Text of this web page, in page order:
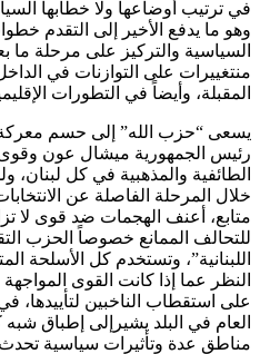
في ترتيب أوضاعها ولا خطابها
وهو ما يدفع الأخير إلى التقدم
السياسية والتركيز على مرحلة ما
منتغييرات على التوازنات في
المقبلة، وأيضاً في التطورات
يسعى “حزب الله” إلى حسم معركة
رئيس الجمهورية ميشال عون
الطائفية والمذهبية في كل
خلال المرحلة الفاصلة عن
متابع، أعنف الهجمات ضد قوى لا
للتحالف الممانع خصوصاً الحزب
اللبنانية”، وتستخدم كل الأسلحة
النظر عما إذا كانت القوى
على استقطاب الناخبين لتأييدها،
العام في البلد يشيرإلى إطباق شبه
مناطق عدة وتأثيرات سياسية